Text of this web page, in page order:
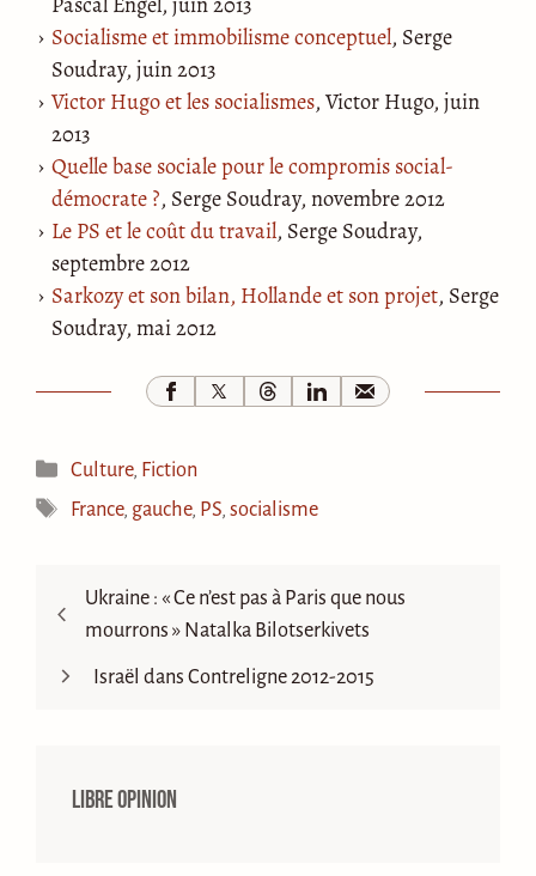
Socialisme et immobilisme conceptuel, Serge
Soudray, juin 2013
Victor Hugo et les socialismes, Victor Hugo, juin
2013
Quelle base sociale pour le compromis social-
démocrate ?, Serge Soudray, novembre 2012
Le PS et le coût du travail, Serge Soudray,
septembre 2012
Sarkozy et son bilan, Hollande et son projet, Serge
Soudray, mai 2012
Catégories
Culture, Fiction
Étiquettes
France, gauche, PS,socialisme
Ukraine : « Ce n’est pas à Paris que nous
mourrons » Natalka Bilotserkivets
Israël dans Contreligne 2012-2015
Libre opinion